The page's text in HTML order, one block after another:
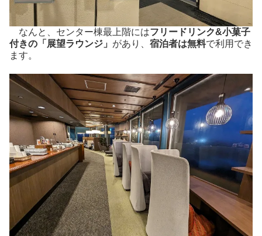
なんと、センター棟最上階にはフリードリンク&小菓子
付きの「展望ラウンジ」 があり、 宿泊者は無料で利用でき
ます。